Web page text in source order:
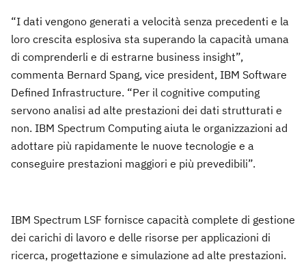
“I dati vengono generati a velocità senza precedenti e la
loro crescita esplosiva sta superando la capacità umana
di comprenderli e di estrarne business insight”,
commenta Bernard Spang, vice president, IBM Software
Defined Infrastructure. “Per il cognitive computing
servono analisi ad alte prestazioni dei dati strutturati e
non. IBM Spectrum Computing aiuta le organizzazioni ad
adottare più rapidamente le nuove tecnologie e a
conseguire prestazioni maggiori e più prevedibili”.
IBM Spectrum LSF fornisce capacità complete di gestione
dei carichi di lavoro e delle risorse per applicazioni di
ricerca, progettazione e simulazione ad alte prestazioni.